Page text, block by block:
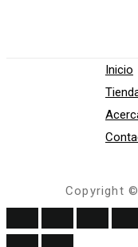
Inicio
Copyright